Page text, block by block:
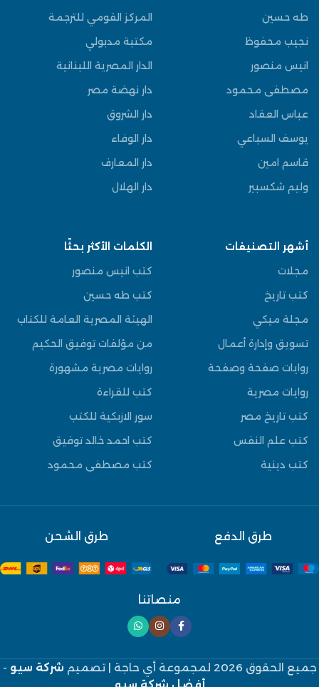
طه حسين
نجيب محفوظ
انيس منصور
مصطفى محمود
عباس العقاد
يوسف السباعي
قاسم امين
وليم شكسبير
المركز القومي للترجمة
مكتبة مدبولي
الدار المصرية اللبنانية
دار نهضة مصر
دار الشروق
دار الوفاء
دار المعارف
دار الهلال
أشهر التصنيفات
مجلات
كتب تاريخ
مجلة ميكي
تسويق وإدارة أعمال
روايات صفحة وصفحة
روايات مصرية
كتب تاريخ مصر
كتب علم النفس
كتب دينية
الكلمات الأكثر بحثًا
كتب انيس منصور
كتب طه حسين
الهيئة المصرية العامة للكتاب
من مؤلفات توفيق الحكيم
روايات مصرية مشهورة
كتب للقراءة
سور الازبكية للكتب
كتب احمد خالد توفيق
كتب مصطفى محمود
طرق الدفع طرق الشحن
منصاتنا
جميع الحقوق 2026 لمجموعة أي حاجة | تصميم شركة سيو -